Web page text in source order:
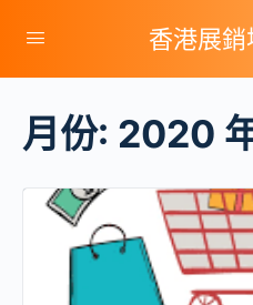
香港展銷
月份: 2020